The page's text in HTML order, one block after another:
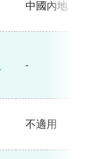
中國內地
-
不適用